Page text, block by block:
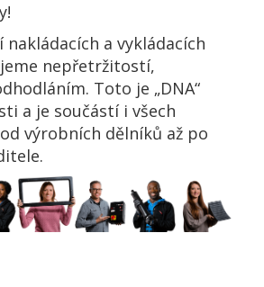
a vykládacích
nepřetržitostí,
Toto je „DNA“
a je součástí i všech
výrobních dělníků až po